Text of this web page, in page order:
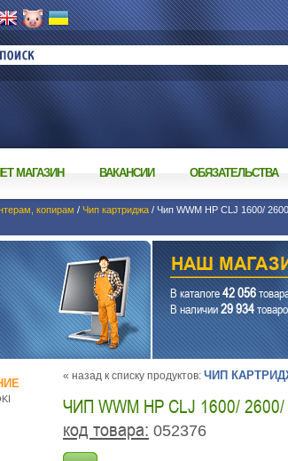
МАГАЗИН ВАКАНСИИ ОБЯЗАТЕЛЬСТВА
копирам / Чип картриджа / Чип WWM HP СLJ 1600/
В каталоге42 056
В наличии29 934
« назад к списку продуктов: ЧИП
ЧИП WWM HP СLJ 1600/ 2600/
код товара: 052376